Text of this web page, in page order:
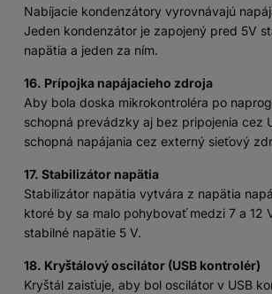
Nabíjacie kondenzátory vyrovnávajú
Jeden kondenzátor je zapojený pred 5V
napätia a jeden za ním.
16. Prípojka napájacieho zdroja
Aby bola doska mikrokontroléra po
schopná prevádzky aj bez pripojenia cez
schopná napájania cez externý sieťový
17. Stabilizátor napätia
Stabilizátor napätia vytvára z napätia
ktoré by sa malo pohybovať medzi 7 a 12
stabilné napätie 5 V.
18. Kryštálový oscilátor (USB kontrolér)
Kryštál zaisťuje, aby bol oscilátor v USB